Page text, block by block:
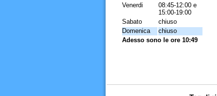
Venerdi
08:45-12:00 e
15:00-19:00
Sabato
chiuso
Domenica
chiuso
Adesso sono le ore 10:49